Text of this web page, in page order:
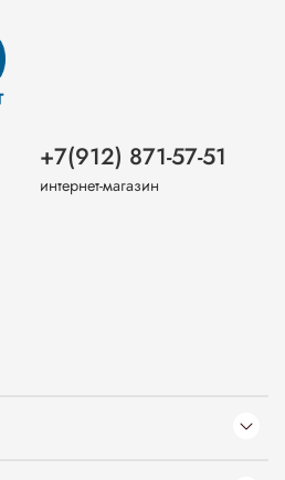
+7(912) 871-57-51
интернет-магазин